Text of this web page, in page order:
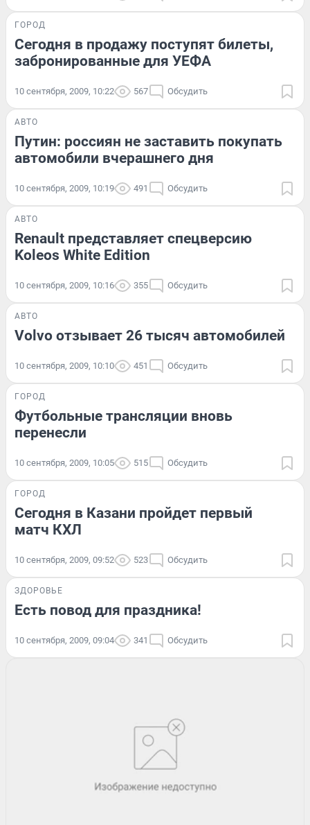
ГОРОД
Сегодня в продажу поступят билеты,
забронированные для УЕФА
10 сентября, 2009, 10:22 567 Обсудить
АВТО
Путин: россиян не заставить покупать
автомобили вчерашнего дня
10 сентября, 2009, 10:19 491 Обсудить
АВТО
Renault представляет спецверсию
Koleos White Edition
10 сентября, 2009, 10:16 355 Обсудить
АВТО
Volvo отзывает 26 тысяч автомобилей
10 сентября, 2009, 10:10 451 Обсудить
ГОРОД
Футбольные трансляции вновь
перенесли
10 сентября, 2009, 10:05 515 Обсудить
ГОРОД
Сегодня в Казани пройдет первый
матч КХЛ
10 сентября, 2009, 09:52 523 Обсудить
ЗДОРОВЬЕ
Есть повод для праздника!
10 сентября, 2009, 09:04 341 Обсудить